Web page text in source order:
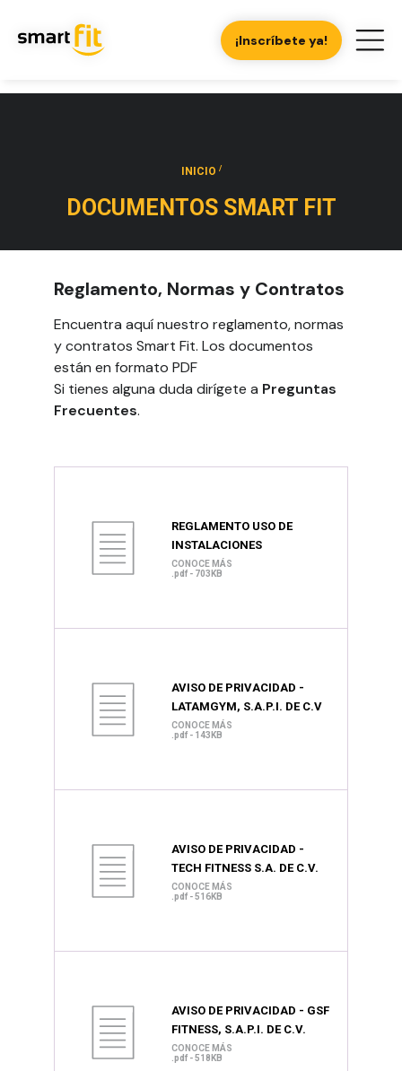
¡Inscríbete ya!
INICIO /
DOCUMENTOS SMART FIT
Reglamento, Normas y Contratos
Encuentra aquí nuestro reglamento, normas
y contratos Smart Fit. Los documentos
están en formato PDF
Si tienes alguna duda dirígete a Preguntas
Frecuentes.
REGLAMENTO USO DE
INSTALACIONES
CONOCE MÁS
.pdf - 703KB
AVISO DE PRIVACIDAD -
LATAMGYM, S.A.P.I. DE C.V
CONOCE MÁS
.pdf - 143KB
AVISO DE PRIVACIDAD -
TECH FITNESS S.A. DE C.V.
CONOCE MÁS
.pdf - 516KB
AVISO DE PRIVACIDAD - GSF
FITNESS, S.A.P.I. DE C.V.
CONOCE MÁS
.pdf - 518KB